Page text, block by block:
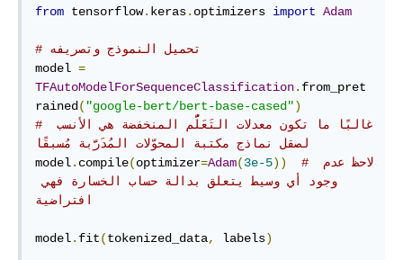
from tensorflow. keras. optimizers import Adam
# تحميل النموذج وتصريفه
model =
TFAutoModelForSequenceClassification. from_pret
rained( "google-bert/bert-base-cased")
# غالبًا ما تكون معدلات التَعَلُّم المنخفضة هي الأنسب
model. compile(optimizer=Adam(3e-5))
# لاحظ عدم
وجود أي وسيط يتعلق بدالة حساب الخسارة فهي
افتراضية
model. fit(tokenized_data, labels)